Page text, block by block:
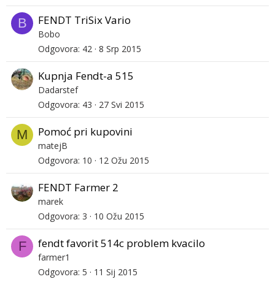
B FENDT TriSix Vario
Bobo
Odgovora 42 8 Srp 2015
Kupnja Fendt-a 515
Dadarstef
Odgovora 43 27 Svi 2015
M Pomoć pri kupovini
matejB
Odgovora 10 12 Ožu 2015
FENDT Farmer 2
marek
Odgovora 3 10 Ožu 2015
F fendt favorit 514c problem kvacilo
farmer1
Odgovora 5 11 Sij 2015